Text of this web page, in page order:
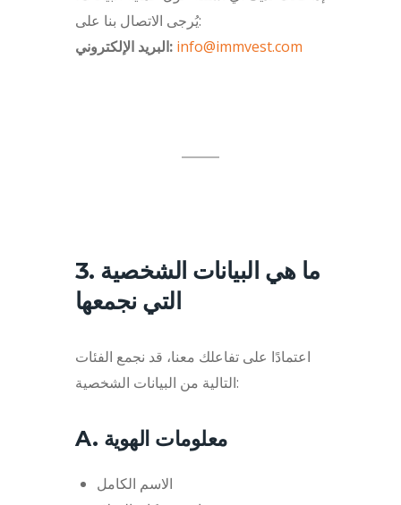
يُرجى الاتصال بنا على:
البريد الإلكتروني: info@immvest.com
3. ما هي البيانات الشخصية
التي نجمعها
اعتمادًا على تفاعلك معنا، قد نجمع الفئات
التالية من البيانات الشخصية:
A. معلومات الهوية
الاسم الكامل